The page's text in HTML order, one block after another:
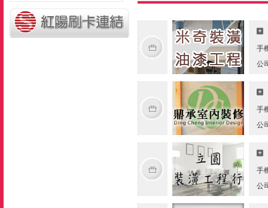
手
公
手
公
手
公